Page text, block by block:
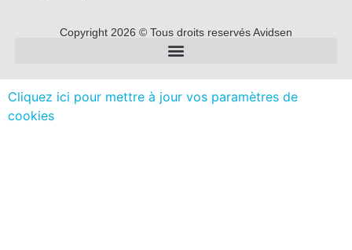
Copyright 2026 © Tous droits reservés Avidsen
Cliquez ici pour mettre à jour vos paramètres de
cookies